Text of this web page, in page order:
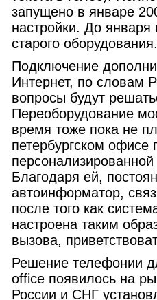
запущено в январе
настройки. До
старого оборудования.
Подключение
Интернет, по словам
вопросы будут
Переоборудование
время тоже пока не
петербургском офисе
Благодаря ей,
автоинформатор,
после того как
настроена таким
вызова,
Решение телефонии
оffice появилось на
России и СНГ